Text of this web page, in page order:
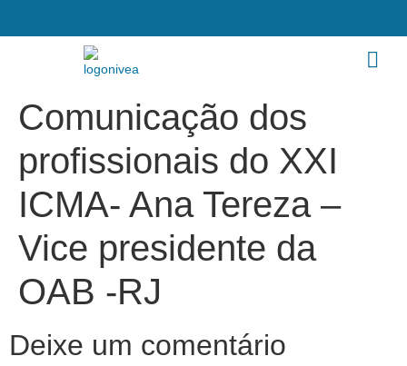
Comunicação dos
profissionais do XXI
ICMA- Ana Tereza –
Vice presidente da
OAB -RJ
Deixe um comentário